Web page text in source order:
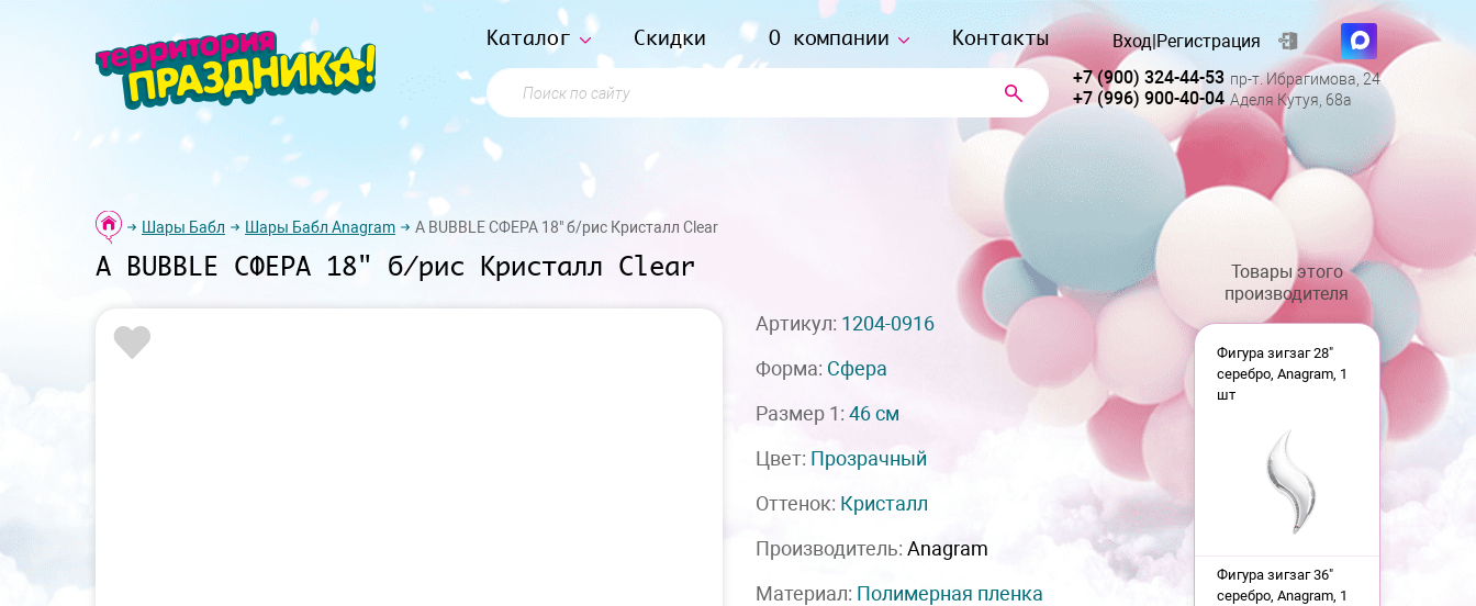
Каталог Скидки О компании Контакты
Поиск по сайту
Вход|Регистрация
+7 (900) 324-44-53 пр-т. Ибрагимова, 24
+7 (996) 900-40-04 Аделя Кутуя, 68а
Шары Бабл Шары Бабл Anagram А BUBBLE СФЕРА 18" б/рис Кристалл Clear
А BUBBLE СФЕРА 18" б/рис Кристалл Clear
Артикул: 1204-0916
Форма: Сфера
Размер 1: 46 см
Цвет: Прозрачный
Оттенок: Кристалл
Производитель: Anagram
Материал: Полимерная пленка
Товары этого
производителя
Фигура зигзаг 28"
серебро, Anagram, 1
шт
Фигура зигзаг 36"
серебро, Anagram, 1